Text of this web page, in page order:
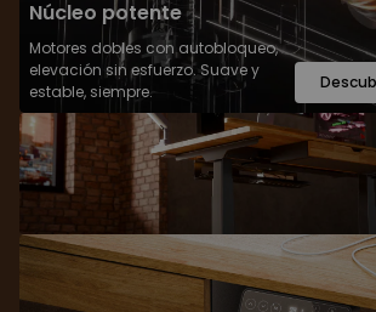
Núcleo potente
Motores dobles con autobloqueo,
elevación sin esfuerzo. Suave y
estable, siempre.